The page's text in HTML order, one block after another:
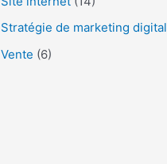
Stratégie de marketing digital
Vente (6)